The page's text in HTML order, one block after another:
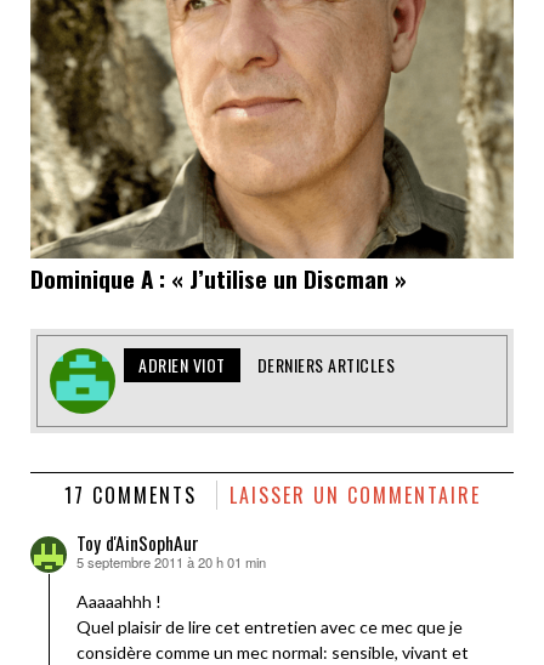
Dominique A : « J’utilise un Discman »
ADRIEN VIOT DERNIERS ARTICLES
17 COMMENTS LAISSER UN COMMENTAIRE
Toy d'AinSophAur
dit :
5 septembre 2011 à 20 h 01 min
Aaaaahhh !
Quel plaisir de lire cet entretien avec ce mec que je
considère comme un mec normal: sensible, vivant et